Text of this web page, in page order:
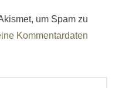
um Spam zu
Kommentardaten